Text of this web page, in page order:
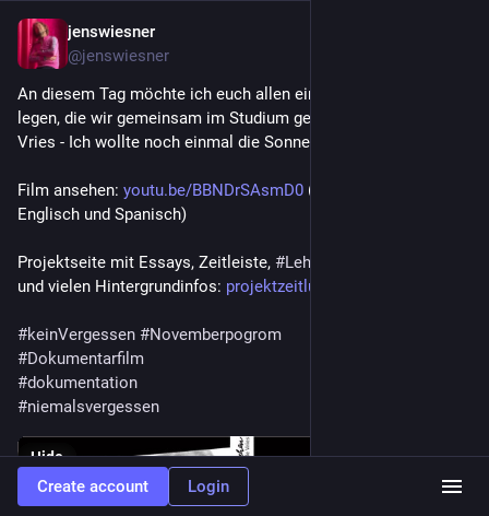
jenswiesner
@jenswiesner
An diesem Tag möchte ich euch allen eine
legen, die wir gemeinsam im Studium gedreht haben: „Erna de
Vries - Ich wollte noch einmal die Sonne sehen“
Film ansehen: youtu.be/BBNDrSAsmD0 (mit Untertiteln, u.a. in
Englisch und Spanisch)
Projektseite mit Essays, Zeitleiste, #Lehrmaterial
und vielen Hintergrundinfos: projektzeitlupe.de/
#keinVergessen #Novemberpogrom
#Dokumentarfilm
#dokumentation
#niemalsvergessen
Hide
Create account Login